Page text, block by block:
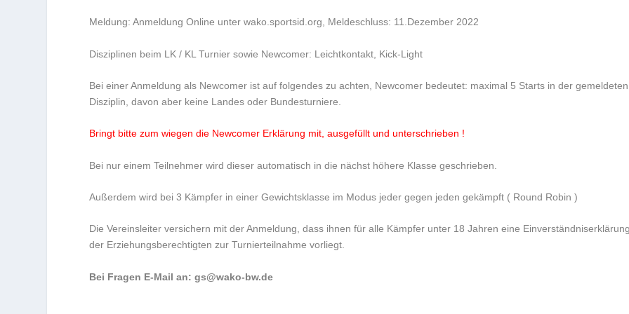
Meldung:Anmeldung Online unter wako.sportsid.org, Meldeschluss: 11.Dezember 2022
Disziplinen beim LK / KL Turnier sowie Newcomer: Leichtkontakt, Kick-Light
Bei einer Anmeldung als Newcomer ist auf folgendes zu achten, Newcomer bedeutet: maximal 5 Starts in der gemeldeten
Disziplin, davon aber keine Landes oder Bundesturniere.
Bringt bitte zum wiegen die Newcomer Erklärung mit, ausgefüllt und unterschrieben !
Bei nur einem Teilnehmer wird dieser automatisch in die nächst höhere Klasse geschrieben.
Außerdem wird bei 3 Kämpfer in einer Gewichtsklasse im Modus jeder gegen jeden gekämpft ( Round Robin )
Die Vereinsleiter versichern mit der Anmeldung, dass ihnen für alle Kämpfer unter 18 Jahren eine
der Erziehungsberechtigten zur Turnierteilnahme vorliegt.
Bei Fragen E-Mail an:gs@wako-bw.de